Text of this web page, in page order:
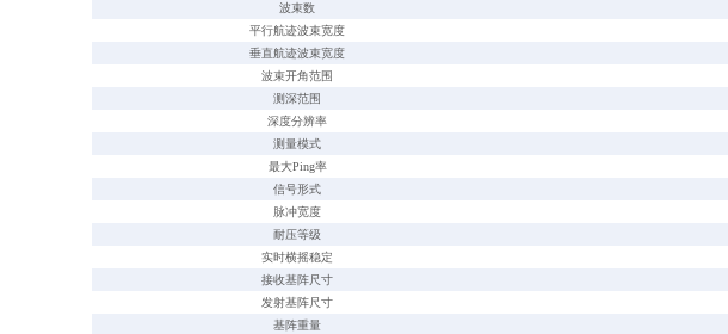
波束数
平行航迹波束宽度
垂直航迹波束宽度
波束开角范围
测深范围
深度分辨率
测量模式
最大Ping率
信号形式
脉冲宽度
耐压等级
实时横摇稳定
接收基阵尺寸
发射基阵尺寸
基阵重量